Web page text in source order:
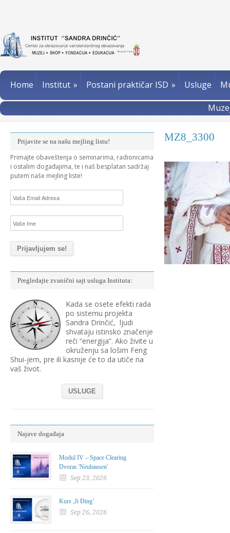
Home Institut » Postani praktičar ISD » Usluge
MZ8_3300
Prijavite se na našu mejling listu!
Primajte obaveštenja o seminarima, radionicama
i ostalim događajima, te i naš besplatan sadržaj
putem naše mejling liste!
Pregledajte zvanični sajt usluga Instituta:
Kada se osete efekti rada
po sistemu projekta
Sandra Drinčić, ljudi
shvataju istinsko značenje
reči “energija”. Ako živite u
okruženju sa lošim Feng
Shui-jem, pre ili kasnije će to da utiče na
vaš život.
USLUGE
Najave događaja
Modul IV – Space Clearing
Dvorac 'Neuhausen'
Sep 23, 2026
Kurs ,Ji Đing’
Sep 26, 2026